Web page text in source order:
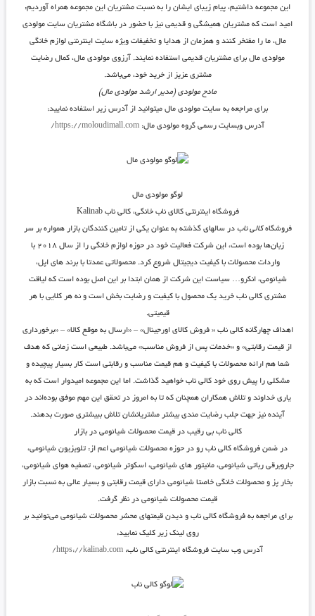
این مجموعه داشتیم، پیام زیبای ایشان را به نسبت مشتریان این مجموعه همراه آوردیم:
امید است که مشتریان همیشگی و قدیمی نیز با حضور در باشگاه مشتریان سایت مولودی
مال، ما را مفتخر کنند و همزمان از هدایا و تخفیفات ویژه سایت اینترنتی لوازم خانگی
مولودی مال برای مشتریان قدیمی استفاده نمایند. آرزوی مولودی مال، کمال رضایت
مشتری عزیز از خرید خود، می‌باشد.
مادح مولودی (مدیر ارشد مولودی مال)
برای مراجعه به سایت مولودی مال میتوانید از آدرس زیر استفاده نمایید:
آدرس وبسایت رسمی گروه مولودی مال: https://moloudimall.com/
لوگو مولودی مال
فروشگاه اینترنتی کالای ناب خانگی، کالی ناب Kalinab
فروشگاهکالی ناب در سالهای گذشته به عنوان یکی از تامین کنندگان بازار همواره بر سر
زبان‌ها بوده است، این شرکت فعالیت خود در حوزه لوازم خانگی را از سال ۲۰۱۸ با
واردات محصولات با کیفیت دیجیتال شروع کرد. محصولاتی عمدتا با برند های اپل،
شیائومی، انکرو… سیاست این شرکت از همان ابتدا بر این اصل بوده است که لیاقت
مشتری کالی ناب خرید یک محصول با کیفیت و رضایت بخش است و نه هر کلایی با هر
قیمیتی.
اهداف چهارگانه کالی ناب « فروش کالای اورجینال» – «ارسال به موقع کالا» – «برخورداری
از قیمت رقابتی» و «خدمات پس از فروش مناسب» می‌باشد. طبیعی است زمانی که هدف
شما هم ارائه محصولات با کیفیت و هم قیمت مناسب و رقابتی است کار بسیار پیچیده و
مشکلی را پیش روی خود کالی ناب خواهید گذاشت. اما این مجموعه امیدوار است که به
یاری خداوند و تلاش همکاران همچنان که تا به امروز در تحقق این مهم موفق بوده‌اند در
آینده نیز جهت جلب رضایت مندی بیشتر مشتریانشان تلاش ببیشتری صورت بدهند.
کالی ناب بی رقیب در قیمت محصولات شیائومی در بازار
در ضمن فروشگاه کالی ناب رو در حوزه محصولات شیائومی اعم از: تلویزیون شیائومی،
جاروبرقی رباتی شیائومی، مانیتور های شیائومی، اسکوتر شیائومی، تصفیه هوای شیائومی،
بخار پز و محصولات خانگی خاصتا شیائومی دارای قیمت رقابتی و بسیار عالی به نسبت بازار
قیمت محصولات شیائومی در نظر گرفت.
برای مراجعه به فروشگاه کالی ناب و دیدن قیمتهای محشر محصولات شیائومی می‌توانید بر
روی لینک زیر کلیک نمایید:
آدرس وب سایت فروشگاه اینترنتی کالی ناب: https://kalinab.com/